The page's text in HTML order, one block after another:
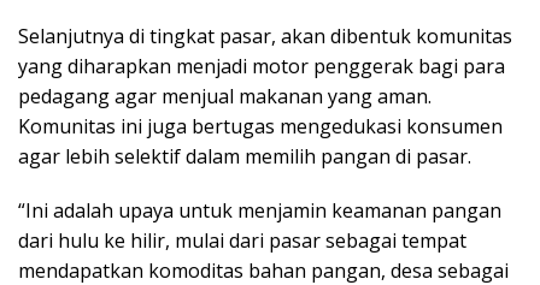
Selanjutnya di tingkat pasar, akan dibentuk komunitas
yang diharapkan menjadi motor penggerak bagi para
pedagang agar menjual makanan yang aman.
Komunitas ini juga bertugas mengedukasi konsumen
agar lebih selektif dalam memilih pangan di pasar.
“Ini adalah upaya untuk menjamin keamanan pangan
dari hulu ke hilir, mulai dari pasar sebagai tempat
mendapatkan komoditas bahan pangan, desa sebagai